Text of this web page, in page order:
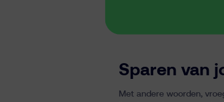
Sparen van
Met andere woorden,